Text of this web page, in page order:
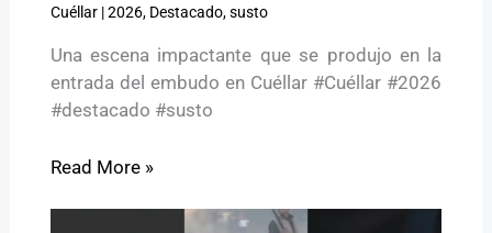
Cuéllar|2026, Destacado,susto
Una escena impactante que se produjo en la
entrada del embudo en Cuéllar #Cuéllar #2026
#destacado #susto
Read More »